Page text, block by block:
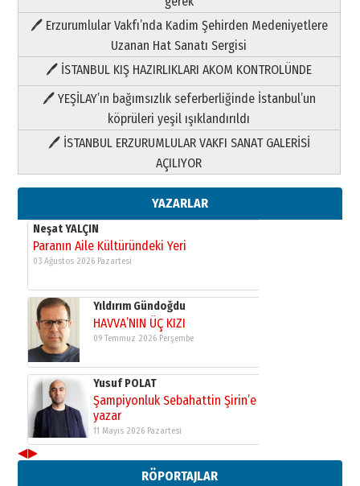
🖊 Erzurumlular Vakfı’nda Kadim Şehirden Medeniyetlere
Uzanan Hat Sanatı Sergisi
🖊 İSTANBUL KIŞ HAZIRLIKLARI AKOM KONTROLÜNDE
🖊 YEŞİLAY’ın bağımsızlık seferberliğinde İstanbul’un
köprüleri yeşil ışıklandırıldı
🖊 İSTANBUL ERZURUMLULAR VAKFI SANAT GALERİSİ
AÇILIYOR
YAZARLAR
Paranın Aile Kültüründeki Yeri
03 Ağustos 2026 Pazartesi
Yıldırım Gündoğdu
HAVVA’NIN ÜÇ KIZI
09 Temmuz 2026 Perşembe
Yusuf POLAT
Şampiyonluk Sebahattin Şirin’e
yazar
11 Mayıs 2026 Pazartesi
Neşat YALÇIN
Paranın Aile Kültüründeki Yeri
03 Ağustos 2026 Pazartesi
Yıldırım Gündoğdu
HAVVA’NIN ÜÇ KIZI
09 Temmuz 2026 Perşembe
Yusuf POLAT
Şampiyonluk Sebahattin Şirin’e
yazar
11 Mayıs 2026 Pazartesi
Neşat YALÇIN
Paranın Aile Kültüründeki Yeri
◀▶
RÖPORTAJLAR